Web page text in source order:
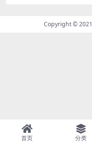
Copyright © 2021
首页 分类